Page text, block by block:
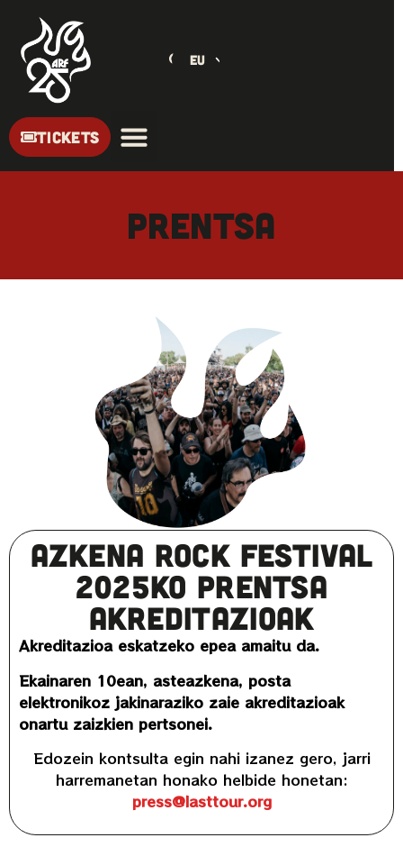
EU
TICKETS
Prentsa
AZKENA ROCK FESTIVAL
2025KO PRENTSA
AKREDITAZIOAK
Akreditazioa eskatzeko epea amaitu da.
Ekainaren 10ean, asteazkena, posta
elektronikoz jakinaraziko zaie akreditazioak
onartu zaizkien pertsonei.
Edozein kontsulta egin nahi izanez gero, jarri
harremanetan honako helbide honetan:
press@lasttour.org